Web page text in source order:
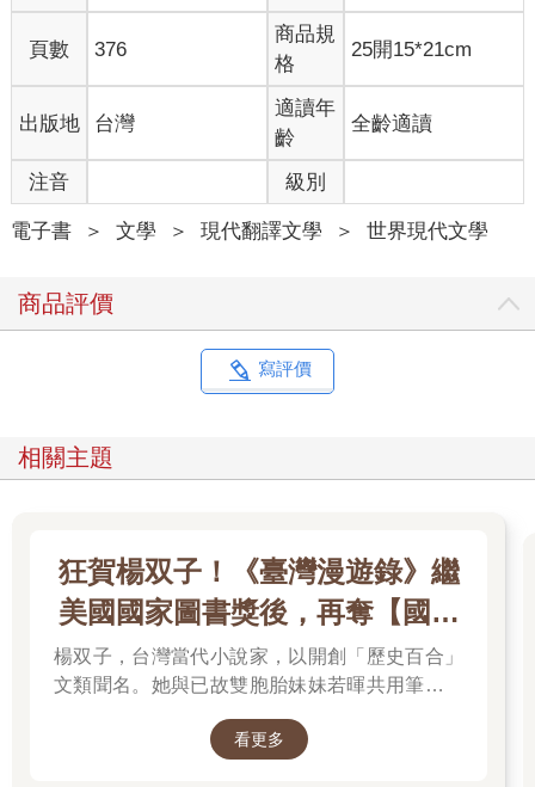
只有某些列車緩慢駛過時，達歐才能看清那一張張交疊的孤寂臉
龐和空洞眼神。但這種情況很少見，多數時候一切都像颶風那樣
總有一天，達歐，總有一天那些瘋狂的火車會連整棟屋子一
起拖走。席奶奶總愛在火車經過時這麼說，達歐會開心笑出來，
想像火車在鐵軌上轟隆轟隆奔馳，後面拖著他們翻滾跳躍的灰藍
色房子。那我們會去哪裡呢奶奶？去蒼穹盡頭。蒼穹盡頭在哪
裡？就在遙遠的天邊啊……看到了嗎？席奶奶點點頭，朝窗外美
麗的蓮田揚了揚下巴。那裡有什麼？有樹，有花，還有鳥兒飛來
家，看到所有河流，昭披耶河、挽巴功河、他欽河、濱河、汪
河。即使早已聽過這個故事，達歐還是喜歡一遍又一遍問起那個
蒼穹盡頭，讓席奶奶重複講述，然後重新想像那些心中浮現過無
數次的圖像。他喜歡席奶奶的故事，也喜歡那些想像裡的畫面。
髮油，讓雪白的頭髮看起來帶有淡淡的金色，還散發青檸混合了
一些中國的比喻，聽起來既奇特又有趣。
席奶奶還在時，達歐大概四五歲，或者稍微大一點，他不太
有把握，他不記得了，那是很久很久以前的事。他只能確定，席
奶奶住在那間雨室。但無論怎麼回想，達歐都想不起來房間是否
自那時起便有雨的氣味，或席奶奶是何時、如何消失的。他的記
憶破碎成細屑片段，散亂又不連貫。有時候他能清晰記起某個時
刻，彷彿才發生不久，但記不得是什麼時候、什麼時間，也記不
起之前或之後發生的事，以及與之相關的其他事情，一點也想不
頁數 376
商品規
格
25開15*21cm
出版地 台灣
適讀年
齡
全齡適讀
注音 級別
電子書 ＞ 文學 ＞ 現代翻譯文學 ＞ 世界現代文學
商品評價
寫評價
相關主題
狂賀楊双子！《臺灣漫遊錄》繼
美國國家圖書獎後，再奪【國際
布克獎】
楊双子，台灣當代小說家，以開創「歷史百合」
文類聞名。她與已故雙胞胎妹妹若暉共用筆名，
入女性同性情誼。其長篇小說《臺灣漫遊錄》透
看更多